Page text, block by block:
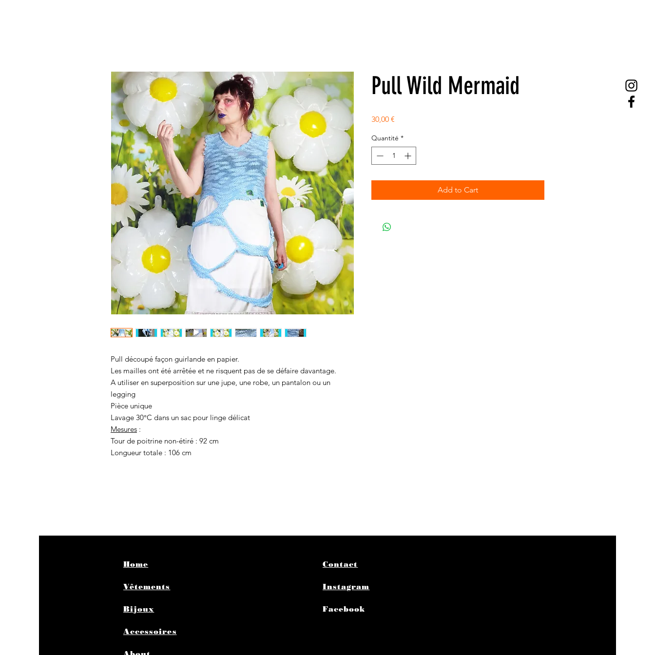
Pull découpé façon guirlande en papier.
Les mailles ont été arrêtée et ne risquent pas de se défaire davantage.
A utiliser en superposition sur une jupe, une robe, un pantalon ou un
legging
Pièce unique
Lavage 30°C dans un sac pour linge délicat
Mesures :
Tour de poitrine non-étiré : 92 cm
Longueur totale : 106 cm
Pull Wild Mermaid
30,00 €
Quantité *
Add to Cart
Home
Vêtements
Bijoux
Accessoires
Contact
Instagram
Facebook